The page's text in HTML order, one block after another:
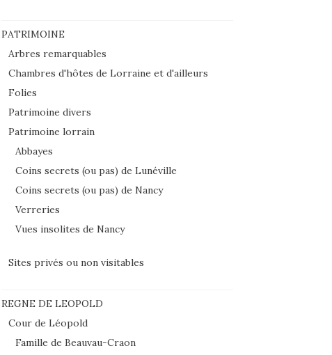
PATRIMOINE
Arbres remarquables
Chambres d'hôtes de Lorraine et d'ailleurs
Folies
Patrimoine divers
Patrimoine lorrain
Abbayes
Coins secrets (ou pas) de Lunéville
Coins secrets (ou pas) de Nancy
Verreries
Vues insolites de Nancy
Sites privés ou non visitables
REGNE DE LEOPOLD
Cour de Léopold
Famille de Beauvau-Craon